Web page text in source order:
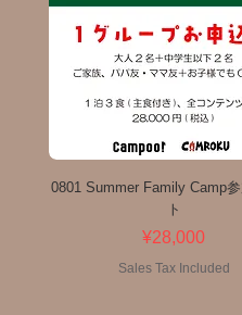
0801 Summer Family Camp
ト
Price
¥28,000
Sales Tax Included